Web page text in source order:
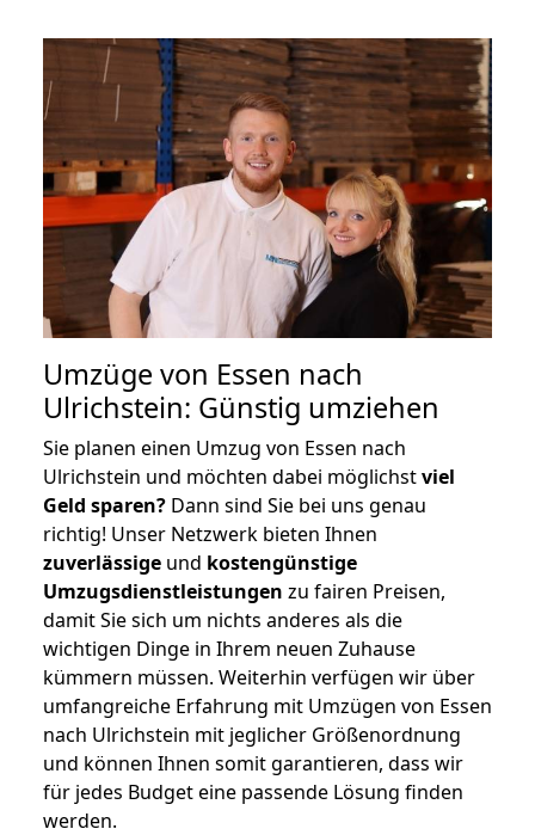
Umzüge von Essen nach
Ulrichstein: Günstig umziehen
Sie planen einen Umzug von Essen nach
Ulrichstein und möchten dabei möglichstviel
Geld sparen? Dann sind Sie bei uns genau
richtig! Unser Netzwerk bieten Ihnen
zuverlässige und kostengünstige
Umzugsdienstleistungen zu fairen Preisen,
damit Sie sich um nichts anderes als die
wichtigen Dinge in Ihrem neuen Zuhause
kümmern müssen. Weiterhin verfügen wir über
umfangreiche Erfahrung mit Umzügen von Essen
nach Ulrichstein mit jeglicher Größenordnung
und können Ihnen somit garantieren, dass wir
für jedes Budget eine passende Lösung finden
werden.